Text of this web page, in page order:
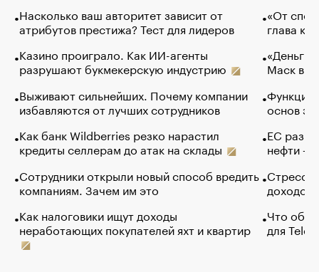
Насколько ваш авторитет зависит от
атрибутов престижа? Тест для лидеров
Казино проиграло. Как ИИ-агенты
разрушают букмекерскую индустрию
Выживают сильнейших. Почему компании
избавляются от лучших сотрудников
Как банк Wildberries резко нарастил
кредиты селлерам до атак на склады
Сотрудники открыли новый способ вредить
компаниям. Зачем им это
Как налоговики ищут доходы
неработающих покупателей яхт и квартир
«От
глава
«Деньги
Маск в
Функции
основ
ЕС
нефти —
Стресс
доходов
Что
для